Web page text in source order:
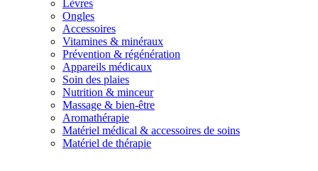
Lèvres
Ongles
Accessoires
Vitamines & minéraux
Prévention & régénération
Appareils médicaux
Soin des plaies
Nutrition & minceur
Massage & bien-être
Aromathérapie
Matériel médical & accessoires de soins
Matériel de thérapie